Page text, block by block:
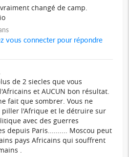
changé de camp.
ans
vous connecter pour répondre
de 2 siecles que vous
et AUCUN bon résultat.
fait que sombrer. Vous ne
piller l'Afrique et le détruire sur
avec des guerres
depuis Paris.......... Moscou peut
pays Africains qui souffrent
.